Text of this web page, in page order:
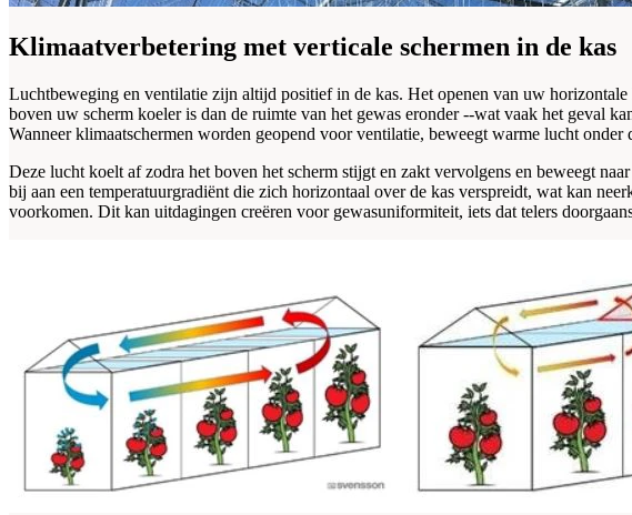
Klimaatverbetering met verticale schermen in de kas
Luchtbeweging en ventilatie zijn altijd positief in de kas. Het openen van uw
boven uw scherm koeler is dan de ruimte van het gewas eronder --wat vaak het geval
Wanneer klimaatschermen worden geopend voor ventilatie, beweegt warme lucht
Deze lucht koelt af zodra het boven het scherm stijgt en zakt vervolgens en beweegt
bij aan een temperatuurgradiënt die zich horizontaal over de kas verspreidt, wat kan
voorkomen. Dit kan uitdagingen creëren voor gewasuniformiteit, iets dat telers